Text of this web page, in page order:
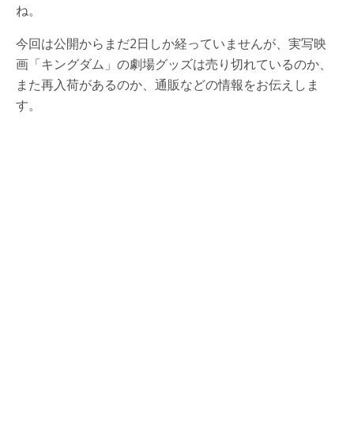
ね。
今回は公開からまだ2日しか経っていませんが、実写映
画「キングダム」の劇場グッズは売り切れているのか、
また再入荷があるのか、通販などの情報をお伝えしま
す。